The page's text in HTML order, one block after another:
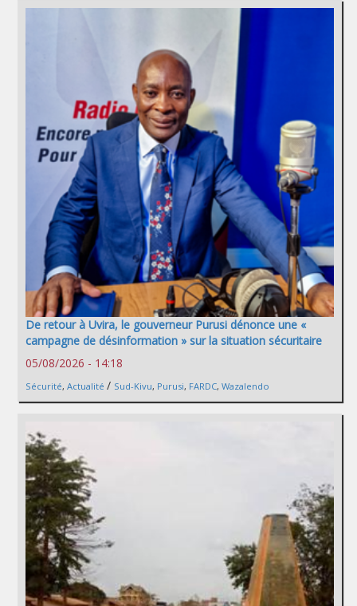
De retour à Uvira, le gouverneur Purusi dénonce une «
campagne de désinformation » sur la situation sécuritaire
05/08/2026 - 14:18
Sécurité, Actualité / Sud-Kivu, Purusi, FARDC, Wazalendo